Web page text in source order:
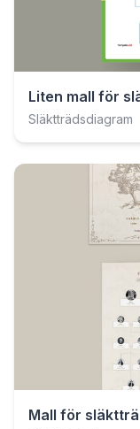
Liten mall för
Släktträdsdiagram
Mall för